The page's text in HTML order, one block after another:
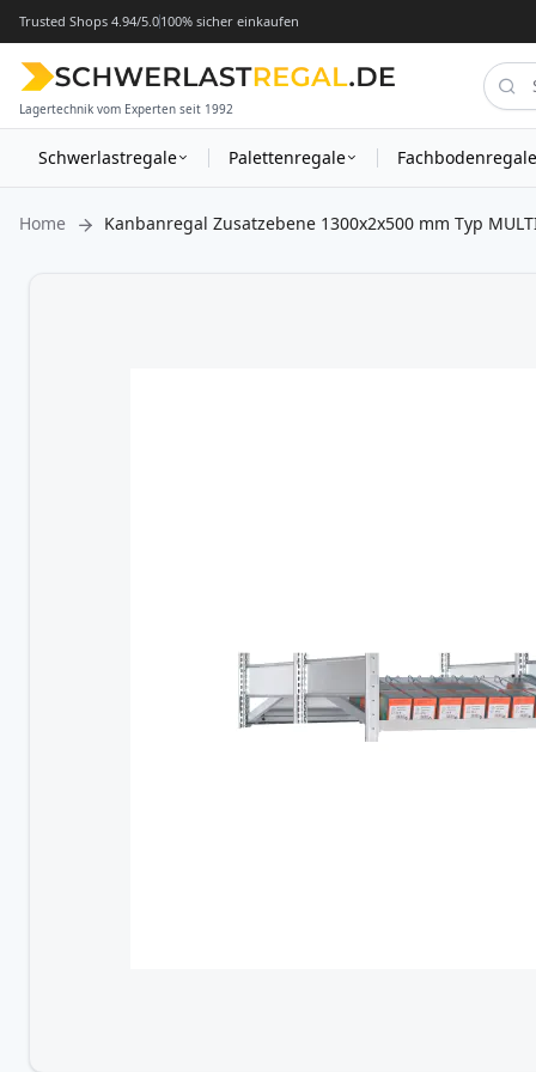
Trusted Shops 4.94/5.0100% sicher einkaufen
Lagertechnik vom Experten seit 1992
Schwerlastregale Fachbodenregale
Palettenregale
Home Kanbanregal Zusatzebene 1300x2x500 mm Typ